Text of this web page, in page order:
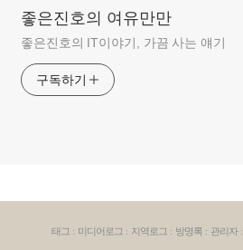
좋은진호의 여유만만
좋은진호의 IT이야기, 가끔 사는 얘기
구독하기
태그 : 미디어로그 : 지역로그 : 방명록: 관리자: